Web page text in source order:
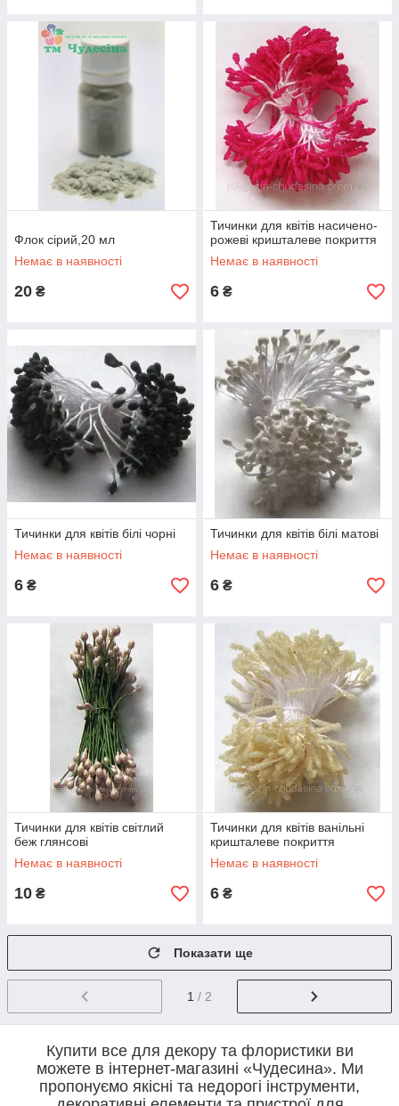
Флок сірий,20 мл
Немає в наявності
20 ₴
Тичинки для квітів насичено-
рожеві кришталеве покриття
Немає в наявності
6 ₴
Тичинки для квітів білі чорні
Немає в наявності
6 ₴
Тичинки для квітів білі матові
Немає в наявності
6 ₴
Тичинки для квітів світлий
беж глянсові
Немає в наявності
10 ₴
Тичинки для квітів ванільні
кришталеве покриття
Немає в наявності
6 ₴
Показати ще
1 / 2
Купити все для декору та флористики ви
можете в інтернет-магазині «Чудесина». Ми
пропонуємо якісні та недорогі інструменти,